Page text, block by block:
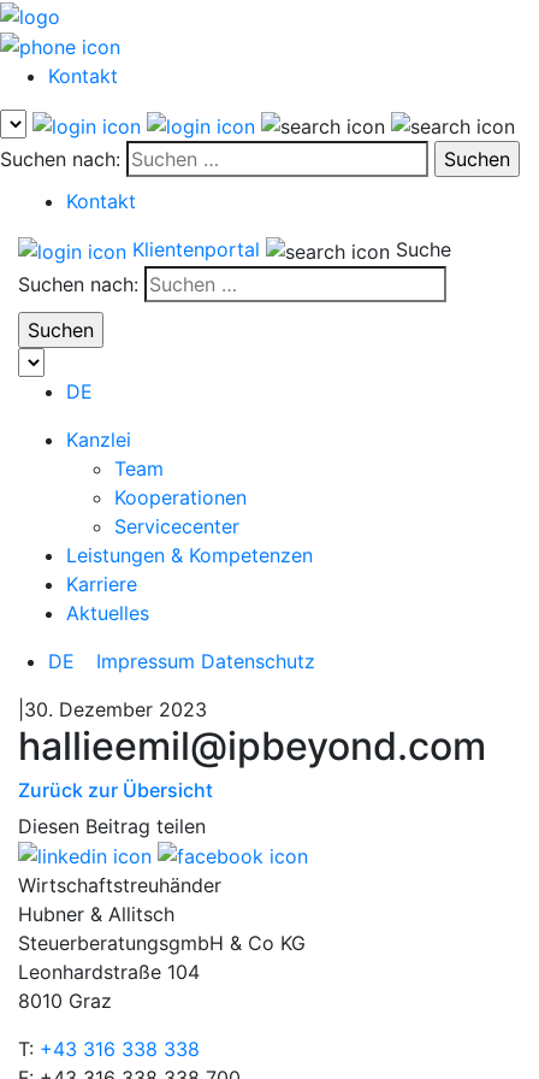
Kontakt
Suchen nach:
Kontakt
Klientenportal
Suche
Suchen nach:
DE
Kanzlei
Team
Kooperationen
Servicecenter
Leistungen & Kompetenzen
Karriere
Aktuelles
DE
Impressum Datenschutz
|30. Dezember 2023
hallieemil@ipbeyond.com
Zurück zur Übersicht
Diesen Beitrag teilen
Wirtschaftstreuhänder
Hubner & Allitsch
SteuerberatungsgmbH & Co KG
Leonhardstraße 104
8010 Graz
T: +43 316 338 338